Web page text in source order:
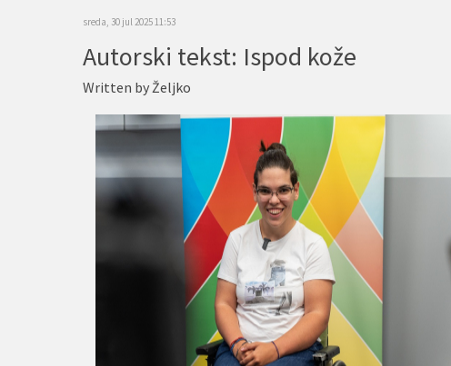
sreda, 30 jul 2025 11:53
Autorski tekst: Ispod kože
Written byŽeljko